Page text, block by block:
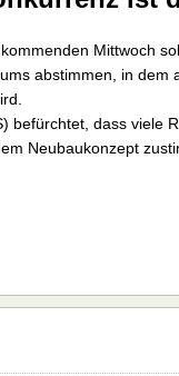
Mittwoch
abstimmen, in
befürchtet, dass viele
Neubaukonzept